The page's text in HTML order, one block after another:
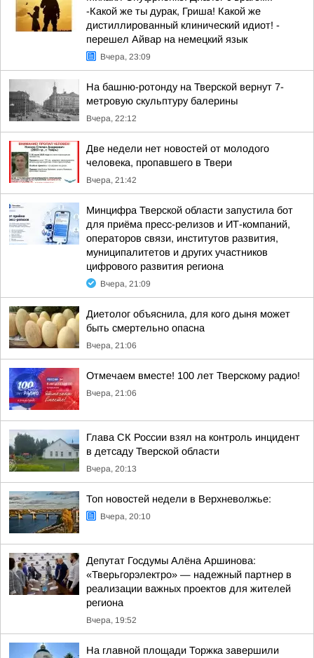
-Какой же ты дурак, Гриша! Какой же
дистиллированный клинический идиот! -
перешел Айвар на немецкий язык
Вчера, 23:09
На башню-ротонду на Тверской вернут 7-
метровую скульптуру балерины
Вчера, 22:12
Две недели нет новостей от молодого
человека, пропавшего в Твери
Вчера, 21:42
Минцифра Тверской области запустила бот
для приёма пресс-релизов и ИТ-компаний,
операторов связи, институтов развития,
муниципалитетов и других участников
цифрового развития региона
Вчера, 21:09
Диетолог объяснила, для кого дыня может
быть смертельно опасна
Вчера, 21:06
Отмечаем вместе! 100 лет Тверскому радио!
Вчера, 21:06
Глава СК России взял на контроль инцидент
в детсаду Тверской области
Вчера, 20:13
Топ новостей недели в Верхневолжье:
Вчера, 20:10
Депутат Госдумы Алёна Аршинова:
«Тверьгорэлектро» — надежный партнер в
реализации важных проектов для жителей
региона
Вчера, 19:52
На главной площади Торжка завершили